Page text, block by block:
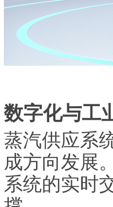
数字化与工
蒸汽供应系
成方向发展
系统的实时